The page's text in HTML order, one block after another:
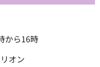
から16時
オン